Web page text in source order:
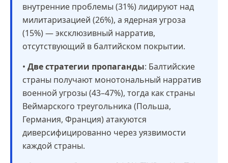
внутренние проблемы (31%) лидируют над
милитаризацией (26%), а ядерная угроза
(15%) — эксклюзивный нарратив,
отсутствующий в балтийском покрытии.
• Две стратегии пропаганды: Балтийские
страны получают монотональный нарратив
военной угрозы (43–47%), тогда как страны
Веймарского треугольника (Польша,
Германия, Франция) атакуются
диверсифицированно через уязвимости
каждой страны.